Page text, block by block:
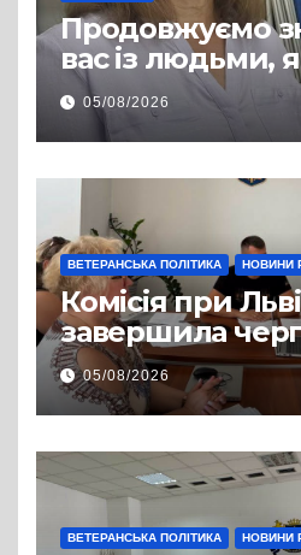
Продовжуємо
вас із людьми,
допомагають
захисникам і
повертатися до
життя
05/08/2026
ВЕТЕРАНСЬКА ПОЛІТИКА НОВИНИ
Комісія при
завершила
співбесіди та
рекомендувала
на посади
супроводу
05/08/2026
ВЕТЕРАНСЬКА ПОЛІТИКА НОВИНИ